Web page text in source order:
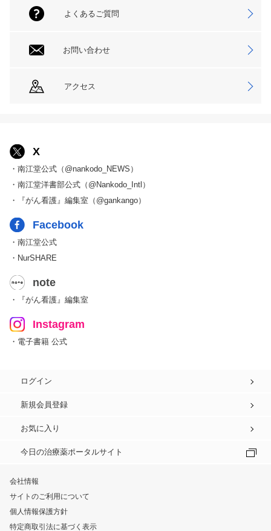
よくあるご質問
お問い合わせ
アクセス
X
・南江堂公式（@nankodo_NEWS）
・南江堂洋書部公式（@Nankodo_Intl）
・『がん看護』編集室（@gankango）
Facebook
・南江堂公式
・NurSHARE
note
・『がん看護』編集室
Instagram
・電子書籍 公式
ログイン
新規会員登録
お気に入り
今日の治療薬ポータルサイト
会社情報
サイトのご利用について
個人情報保護方針
特定商取引法に基づく表示